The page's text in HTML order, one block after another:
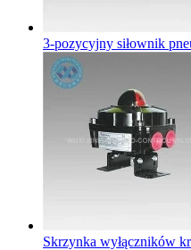
3-pozycyjny siłownik
Skrzynka wyłączników